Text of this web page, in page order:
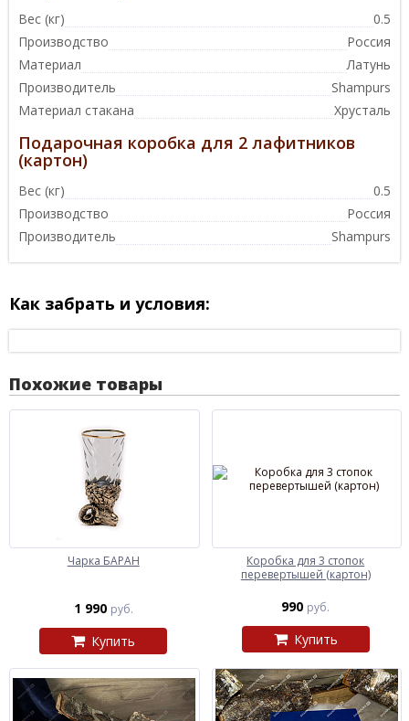
Вес (кг)
0.5
Производство
Россия
Материал
Латунь
Производитель
Shampurs
Материал стакана
Хрусталь
Подарочная коробка для 2 лафитников
(картон)
Вес (кг)
0.5
Производство
Россия
Производитель
Shampurs
Как забрать и условия:
Похожие товары
Чарка БАРАН
1 990 руб.
Купить
Коробка для 3 стопок
перевертышей (картон)
990 руб.
Купить